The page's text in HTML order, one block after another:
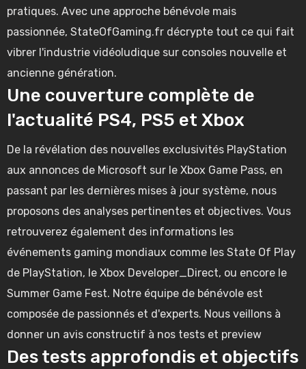
pratiques. Avec une approche bénévole mais
passionnée, StateOfGaming.fr décrypte tout ce qui fait
vibrer l'industrie vidéoludique sur consoles nouvelle et
ancienne génération.
Une couverture complète de
l'actualité PS4, PS5 et Xbox
De la révélation des nouvelles exclusivités PlayStation
aux annonces de Microsoft sur le Xbox Game Pass, en
passant par les dernières mises à jour système, nous
proposons des analyses pertinentes et objectives. Vous
retrouverez également des informations les
événements gaming mondiaux comme les State Of Play
de PlayStation, le Xbox Developer_Direct, ou encore le
Summer Game Fest. Notre équipe de bénévole est
composée de passionnés et d'experts. Nous veillons à
donner un avis constructif à nos tests et preview
Des tests approfondis et objectifs